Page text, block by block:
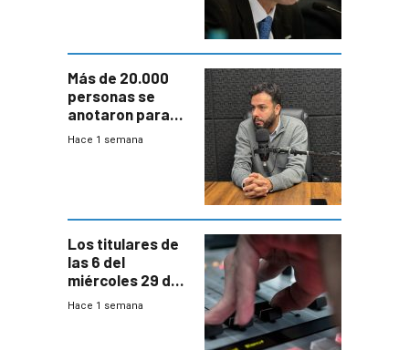
Más de 20.000
personas se
anotaron para
las pruebas
Hace 1 semana
Los titulares de
las 6 del
miércoles 29 de
julio de 2026
Hace 1 semana